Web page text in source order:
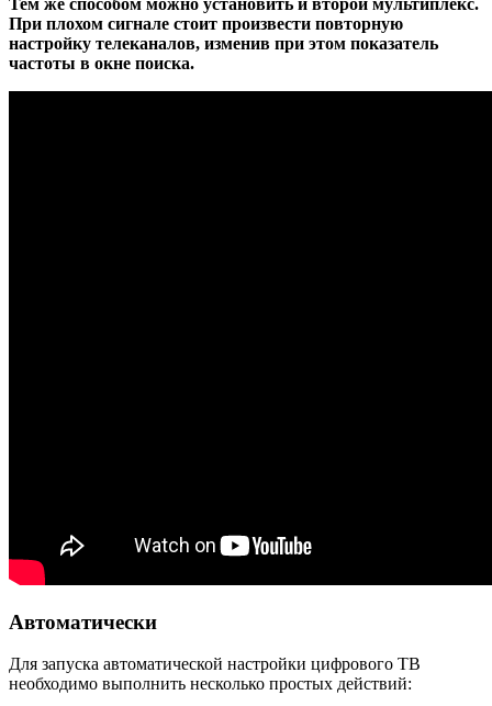
При плохом сигнале стоит произвести повторную
настройку телеканалов, изменив при этом показатель
частоты в окне поиска.
Автоматически
Для запуска автоматической настройки цифрового ТВ
необходимо выполнить несколько простых действий: